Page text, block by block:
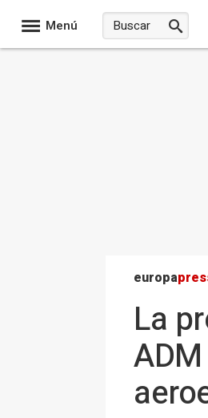
Menú
europa
La